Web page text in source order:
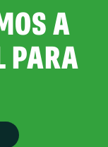
A
PARA